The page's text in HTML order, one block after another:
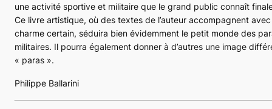
une activité sportive et militaire que le grand public connaît
Ce livre artistique, où des textes de l’auteur accompagnent
charme certain, séduira bien évidemment le petit monde des
militaires. Il pourra également donner à d’autres une image
« paras ».
Philippe Ballarini